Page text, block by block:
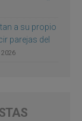
a su propio
parejas del